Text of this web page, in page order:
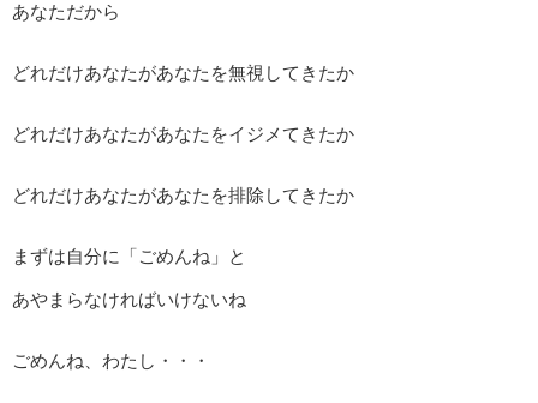
あなただから
どれだけあなたがあなたを無視してきたか
どれだけあなたがあなたをイジメてきたか
どれだけあなたがあなたを排除してきたか
まずは自分に「ごめんね」と
あやまらなければいけないね
ごめんね、わたし・・・